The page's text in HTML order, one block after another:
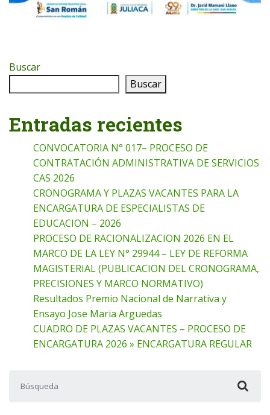
Buscar
Buscar
Entradas recientes
CONVOCATORIA N° 017– PROCESO DE
CONTRATACIÓN ADMINISTRATIVA DE SERVICIOS
CAS 2026
CRONOGRAMA Y PLAZAS VACANTES PARA LA
ENCARGATURA DE ESPECIALISTAS DE
EDUCACION – 2026
PROCESO DE RACIONALIZACION 2026 EN EL
MARCO DE LA LEY N° 29944 – LEY DE REFORMA
MAGISTERIAL (PUBLICACION DEL CRONOGRAMA,
PRECISIONES Y MARCO NORMATIVO)
Resultados Premio Nacional de Narrativa y
Ensayo Jose Maria Arguedas
CUADRO DE PLAZAS VACANTES – PROCESO DE
ENCARGATURA 2026 » ENCARGATURA REGULAR